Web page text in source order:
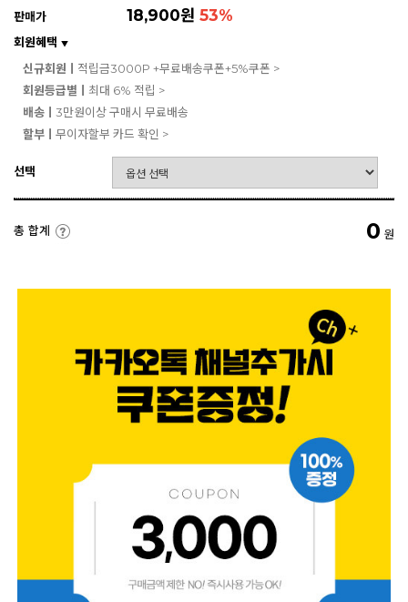
판매가
18,900원53%
회원혜택 ▼
신규회원ㅣ 적립금3000P +무료배송쿠폰+5%쿠폰 >
회원등급별ㅣ 최대 6% 적립 >
배송ㅣ 3만원이상 구매시 무료배송
할부ㅣ 무이자할부 카드 확인 >
선택
총 합계 0 원